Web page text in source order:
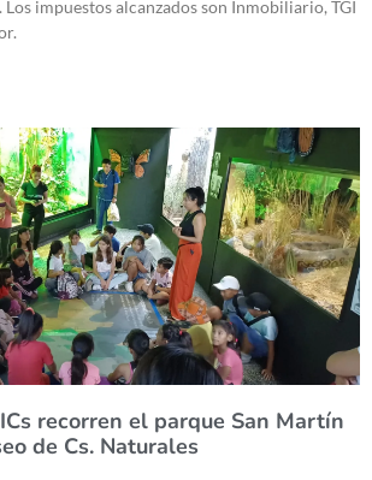
impuestos alcanzados son Inmobiliario, TGI
recorren el parque San Martín
de Cs. Naturales